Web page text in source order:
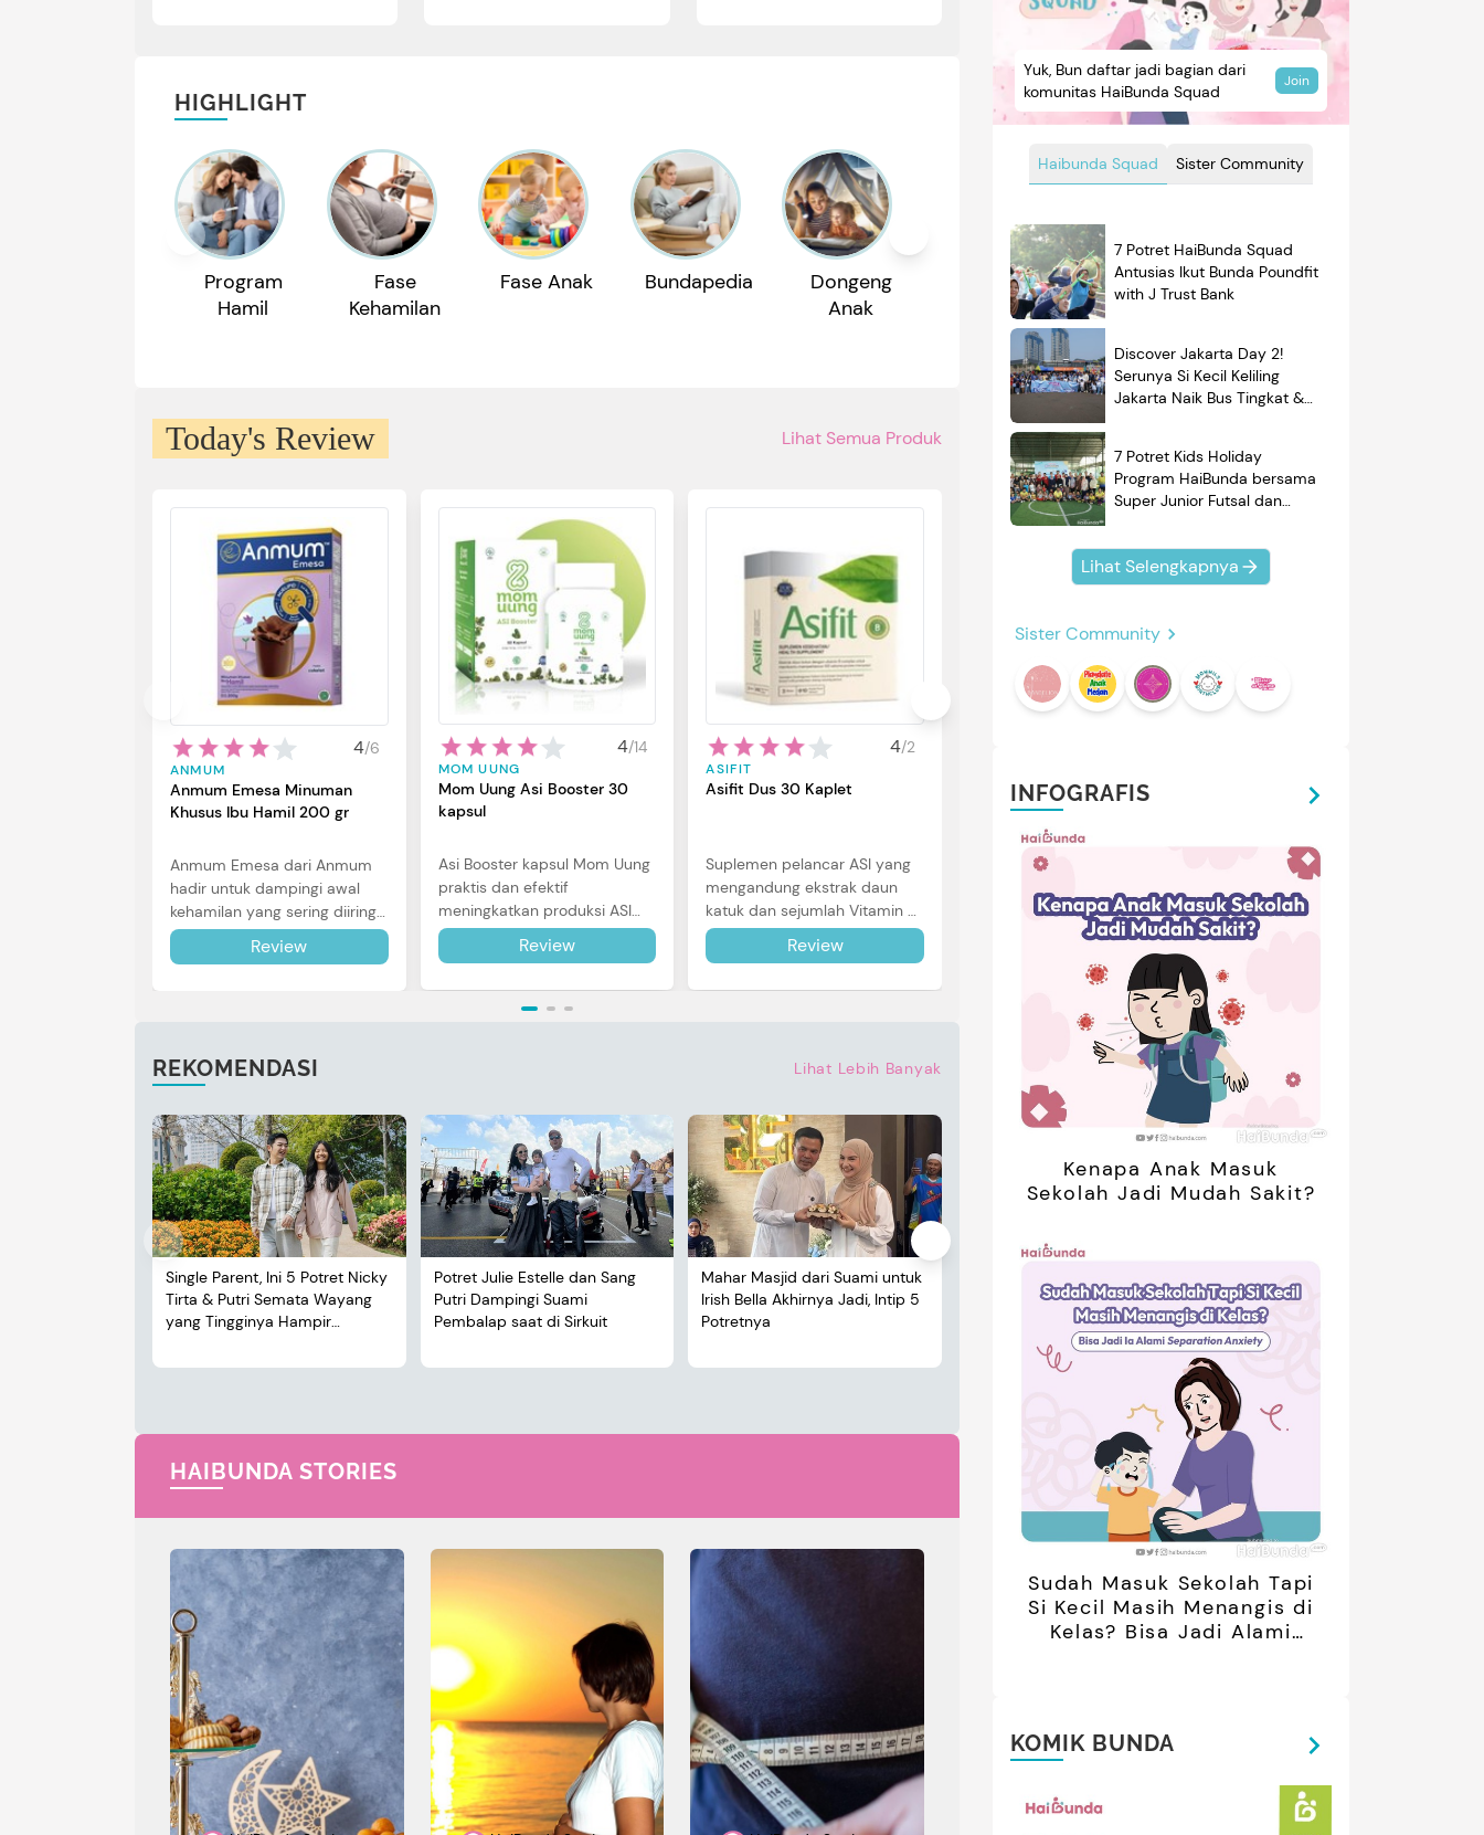
HIGHLIGHT
Program
Hamil
Fase
Kehamilan
Fase Anak Bundapedia
Dongeng
Anak
Rekomendasi
Produk
Nama Bayi Resep
Today's Review Lihat Semua Produk
4/6
ANMUM
Anmum Emesa Minuman
Khusus Ibu Hamil 200 gr
Anmum Emesa dari Anmum
hadir untuk dampingi awal
kehamilan yang sering diiringi
dengan mual dan muntah.
Simak reviewnya di sini.
Review
4/14
MOM UUNG
Mom Uung Asi Booster 30
kapsul
Asi Booster kapsul Mom Uung
praktis dan efektif
meningkatkan produksi ASI
Bunda untuk Si Kecil. Simak
review lengkapnya di sini.
Review
4/2
ASIFIT
Asifit Dus 30 Kaplet
Suplemen pelancar ASI yang
mengandung ekstrak daun
katuk dan sejumlah Vitamin B1,
B2, B6 & B12 yang bagus untuk
melancarkan air susu ibu.
Review
4/10
Softex Maternity Pembalut
Softex Maternity merupakan
pembalut 45 cm khusus
untuk menemani Bunda yang
GEA BABY
GEA Baby Premium Breast
memiliki berbagai ukuran
kantong & desain yang
REKOMENDASI Lihat Lebih Banyak
Single Parent, Ini 5 Potret Nicky
Tirta & Putri Semata Wayang
yang Tingginya Hampir
Potret Julie Estelle dan Sang
Putri Dampingi Suami
Pembalap saat di Sirkuit
Mahar Masjid dari Suami untuk
Irish Bella Akhirnya Jadi, Intip 5
Potretnya
Luar Negeri Usai Menikah, Intip
5 Potret Terbarunya
Daguise Bersama Ayahanda
asal Prancis, Dipuji Tampan
oleh Netizen
HAIBUNDA STORIES
Haibunda Squad Sister Community
Yuk, Bun daftar jadi bagian dari
komunitas HaiBunda Squad
Join
7 Potret HaiBunda Squad
Antusias Ikut Bunda Poundfit
with J Trust Bank
Discover Jakarta Day 2!
Serunya Si Kecil Keliling
Jakarta Naik Bus Tingkat &
7 Potret Kids Holiday
Program HaiBunda bersama
Super Junior Futsal dan
Kompak Banget!
Lihat Selengkapnya
Sister Community
INFOGRAFIS
Kenapa Anak Masuk
Sekolah Jadi Mudah Sakit?
Sudah Masuk Sekolah Tapi
Si Kecil Masih Menangis di
Kelas? Bisa Jadi Alami
KOMIK BUNDA